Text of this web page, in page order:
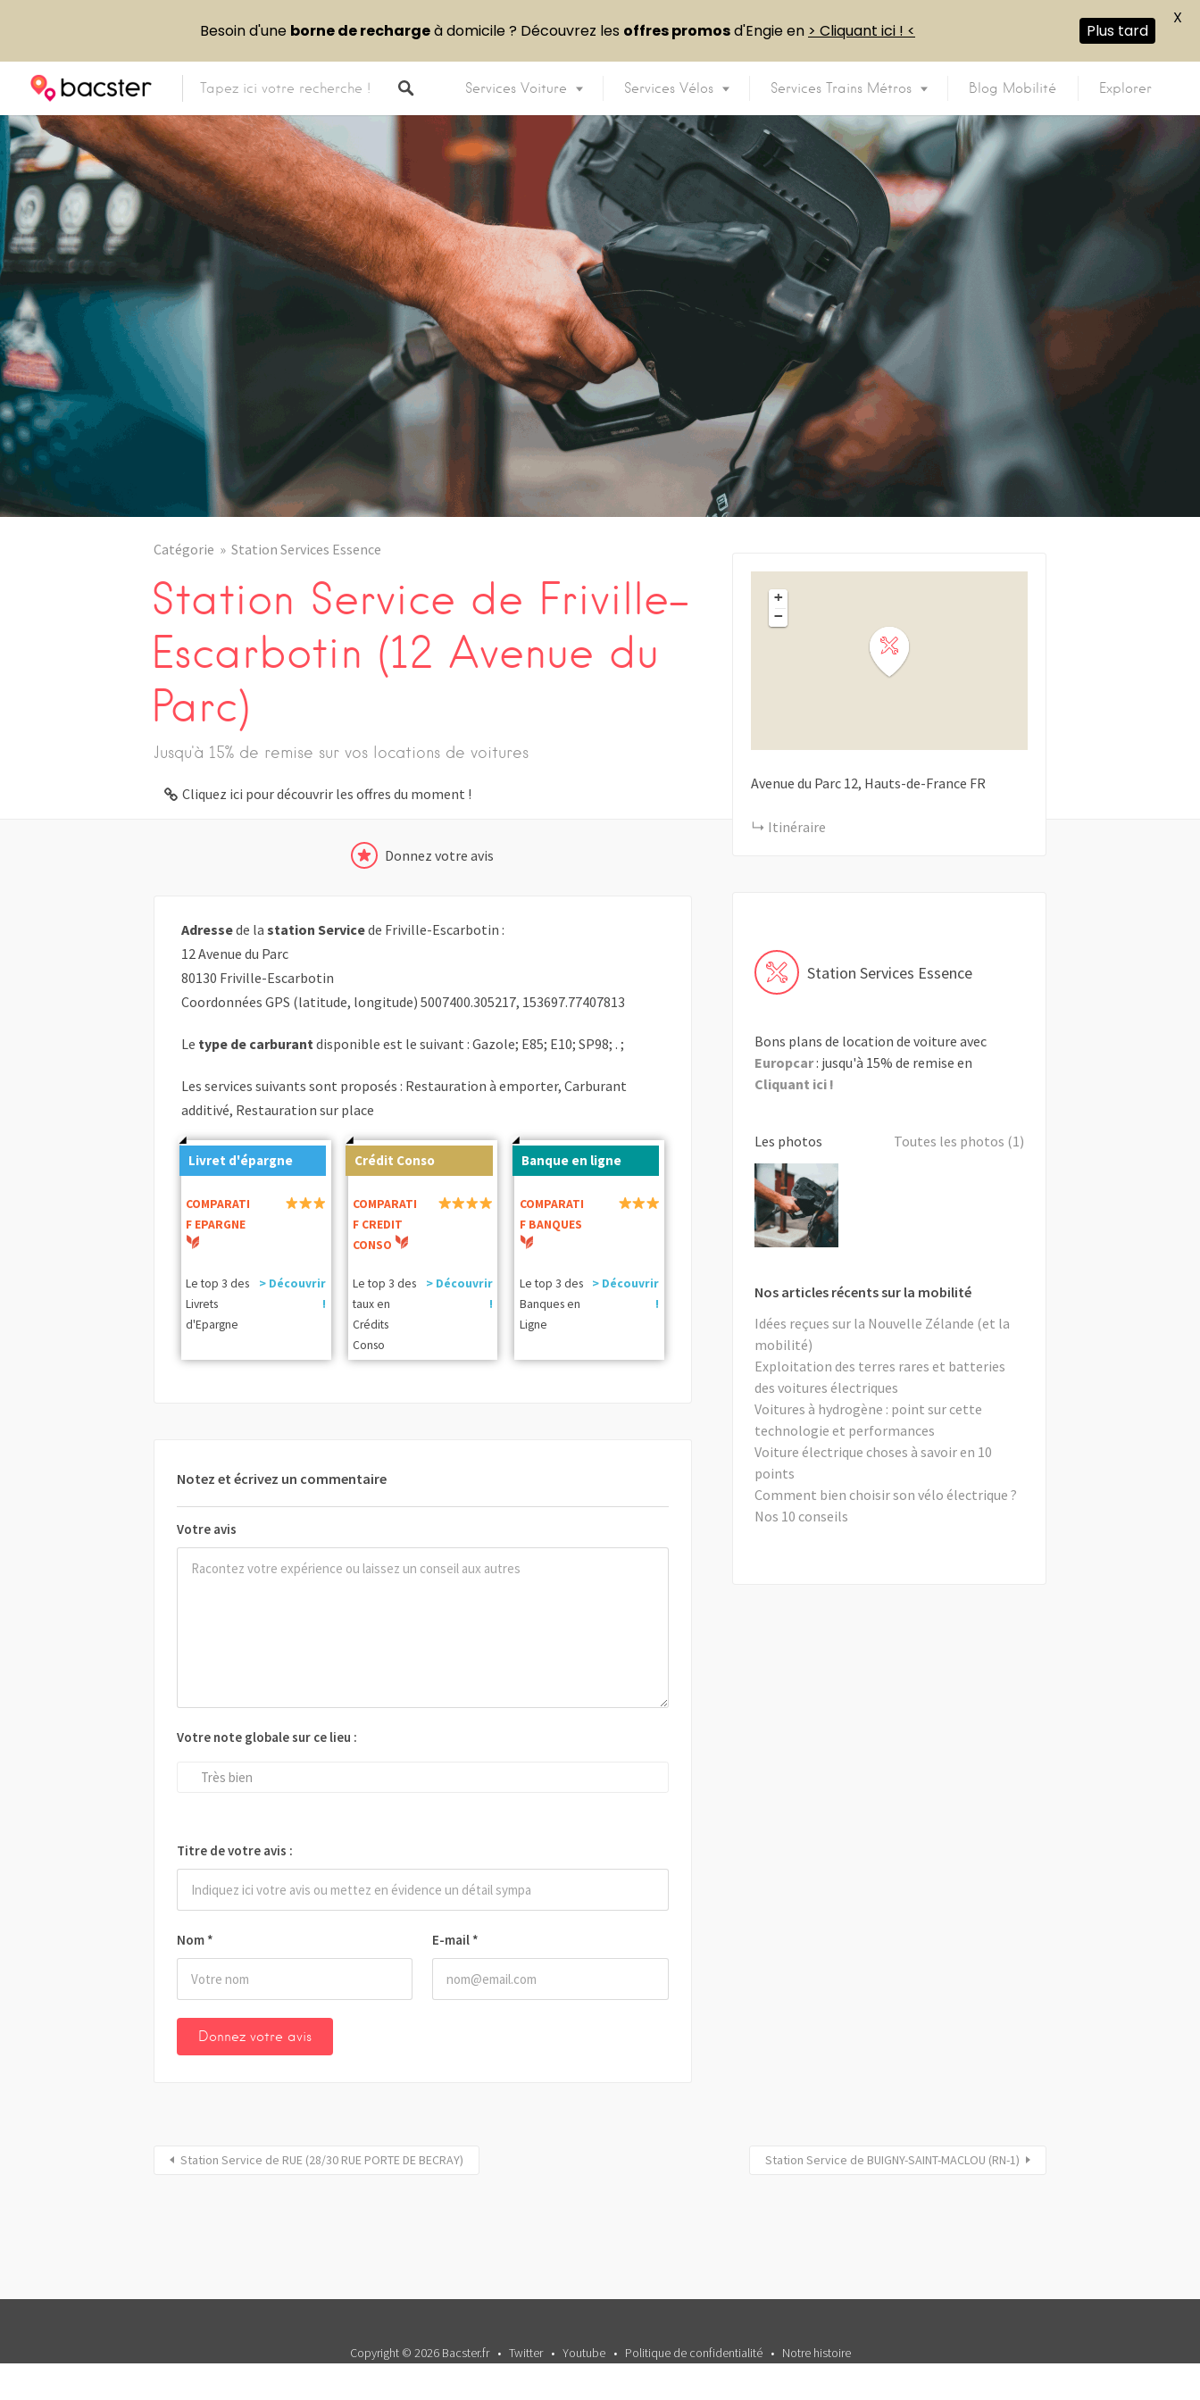
Services Voiture Services Vélos Services Trains Métros Blog Mobilité Explorer
Catégorie Station Services Essence
Station Service de Friville-
Escarbotin (12 Avenue du
Parc)
Jusqu'à 15% de remise sur vos locations de voitures
Cliquez ici pour découvrir les offres du moment !
Donnez votre avis
Adressede la station Servicede Friville-Escarbotin :
12 Avenue du Parc
80130 Friville-Escarbotin
Coordonnées GPS (latitude, longitude) 5007400.305217, 153697.77407813
Le type de carburantdisponible est le suivant : Gazole; E85; E10; SP98; . ;
Les services suivants sont proposés : Restauration à emporter, Carburant
additivé, Restauration sur place
Livret d'épargne
COMPARATI
F EPARGNE
Le top 3 des
Livrets
d'Epargne
> Découvrir
!
Crédit Conso
COMPARATI
F CREDIT
CONSO
Le top 3 des
taux en
Crédits
Conso
> Découvrir
!
Banque en ligne
COMPARATI
F BANQUES
Le top 3 des
Banques en
Ligne
> Découvrir
!
Notez et écrivez un commentaire
Votre avis
Nom * E-mail *
Votre note globale sur ce lieu :
Très bien
Titre de votre avis :
+
−
Avenue du Parc 12 Hauts-de-France FR
Itinéraire
Station Services Essence
Bons plans de location de voiture avec
Europcar: jusqu'à 15% de remise en
Cliquant ici !
Les photos Toutes les photos (1)
Nos articles récents sur la mobilité
Idées reçues sur la Nouvelle Zélande (et la
mobilité)
Exploitation des terres rares et batteries
des voitures électriques
Voitures à hydrogène : point sur cette
technologie et performances
Voiture électrique choses à savoir en 10
points
Comment bien choisir son vélo électrique ?
Nos 10 conseils
Station Service de RUE (28/30 RUE PORTE DE BECRAY) Station Service de BUIGNY-SAINT-MACLOU (RN-1)
Copyright © 2026 Bacster.fr Twitter Youtube Politique de confidentialité Notre histoire
Besoin d'une borne de rechargeà domicile ? Découvrez les offres promosd'Engie en > Cliquant ici ! < Plus tard
X